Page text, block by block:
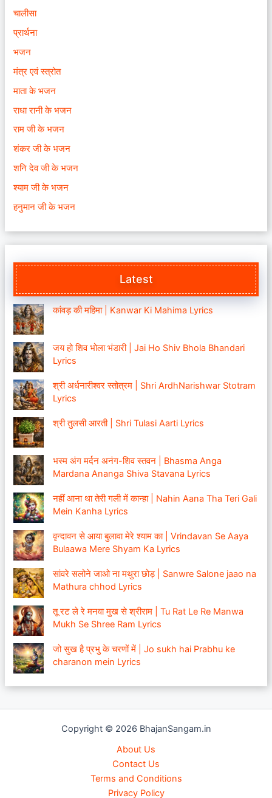
चालीसा
प्रार्थना
भजन
मंत्र एवं स्त्रोत
माता के भजन
राधा रानी के भजन
राम जी के भजन
शंकर जी के भजन
शनि देव जी के भजन
श्याम जी के भजन
हनुमान जी के भजन
Latest
कांवड़ की महिमा | Kanwar Ki Mahima Lyrics
जय हो शिव भोला भंडारी | Jai Ho Shiv Bhola Bhandari
Lyrics
श्री अर्धनारीश्वर स्तोत्रम | Shri ArdhNarishwar Stotram
Lyrics
श्री तुलसी आरती | Shri Tulasi Aarti Lyrics
भस्म अंग मर्दन अनंग-शिव स्तवन | Bhasma Anga
Mardana Ananga Shiva Stavana Lyrics
नहीं आना था तेरी गली में कान्हा | Nahin Aana Tha Teri Gali
Mein Kanha Lyrics
वृन्दावन से आया बुलावा मेरे श्याम का | Vrindavan Se Aaya
Bulaawa Mere Shyam Ka Lyrics
सांवरे सलोने जाओ ना मथुरा छोड़ | Sanwre Salone jaao na
Mathura chhod Lyrics
तू रट ले रे मनवा मुख से श्रीराम | Tu Rat Le Re Manwa
Mukh Se Shree Ram Lyrics
जो सुख है प्रभु के चरणों में | Jo sukh hai Prabhu ke
charanon mein Lyrics
Copyright © 2026 BhajanSangam.in
About Us
Contact Us
Terms and Conditions
Privacy Policy